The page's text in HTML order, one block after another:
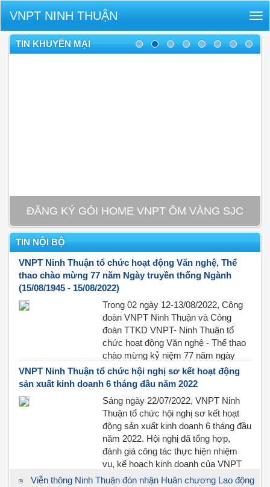
VNPT NINH THUẬN
TIN KHUYẾN MẠI
ĐĂNG KÝ GÓI HOME VNPT ÔM VÀNG SJC
TIN NỘI BỘ
VNPT Ninh Thuận tổ chức hoạt động Văn nghệ, Thể
thao chào mừng 77 năm Ngày truyền thống Ngành
(15/08/1945 - 15/08/2022)
Trong 02 ngày 12-13/08/2022, Công
đoàn VNPT Ninh Thuận và Công
đoàn TTKD VNPT- Ninh Thuận tổ
chức hoạt động Văn nghệ - Thể thao
chào mừng kỷ niệm 77 năm ngày
truyền thống ngành Bưu điện.
VNPT Ninh Thuận tổ chức hội nghị sơ kết hoạt động
sản xuất kinh doanh 6 tháng đầu năm 2022
Sáng ngày 22/07/2022, VNPT Ninh
Thuận tổ chức hội nghị sơ kết hoạt
động sản xuất kinh doanh 6 tháng đầu
năm 2022. Hội nghị đã tổng hợp,
đánh giá công tác thực hiện nhiệm
vụ, kế hoạch kinh doanh của VNPT
Ninh Thuận 6 tháng đầu năm, đề ra
Viễn thông Ninh Thuận đón nhận Huân chương Lao động